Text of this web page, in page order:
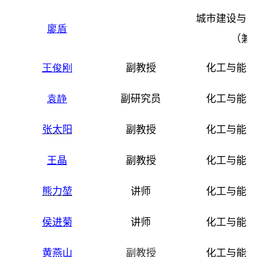
廖盾
城市建设与生
（兼职
王俊刚 副教授 化工与能源
袁静 副研究员 化工与能源
张太阳 副教授 化工与能源
王晶 副教授 化工与能源
熊力堃 讲师 化工与能源
侯进菊 讲师 化工与能源
黄燕山 副教授 化工与能源